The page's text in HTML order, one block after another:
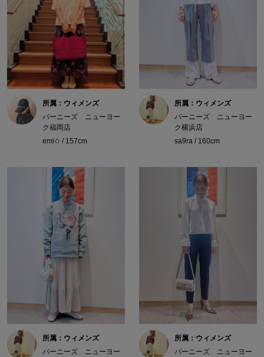
所属：ウィメンズ
バーニーズ ニューヨー
ク福岡店
emi✩ / 157cm
所属：ウィメンズ
バーニーズ ニューヨー
ク横浜店
sa9ra / 160cm
所属：ウィメンズ
バーニーズ ニューヨー
所属：ウィメンズ
バーニーズ ニューヨー